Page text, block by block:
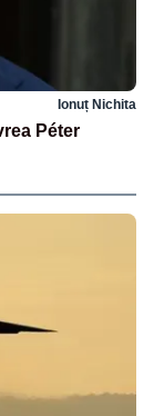
Ionuț Nichita
Péter